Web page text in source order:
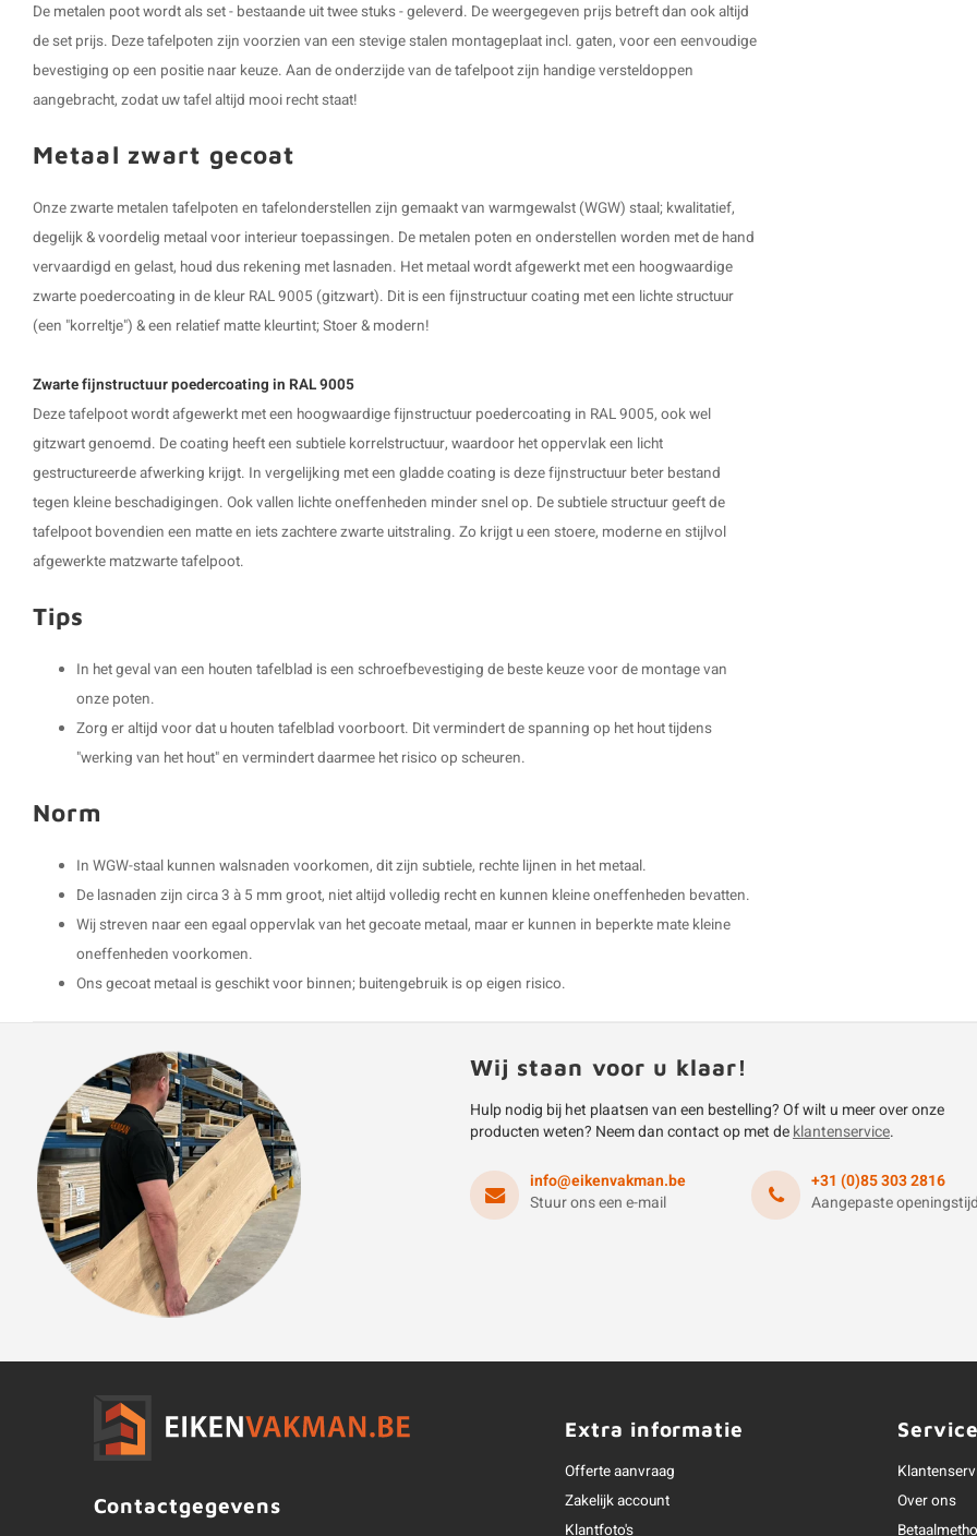
De metalen pootwordt als set - bestaande uit twee stuks - geleverd. De weergegeven prijs betreft dan ook altijd
de set prijs. Deze tafelpoten zijn voorzien van een stevige stalen montageplaat incl. gaten, voor een eenvoudige
bevestiging op een positie naar keuze. Aan de onderzijde van detafelpootzijn handige versteldoppen
aangebracht, zodat uw tafel altijd mooi recht staat!
Metaal zwart gecoat
Onze zwarte metalen tafelpoten en tafelonderstellen zijn gemaakt van warmgewalst (WGW) staal; kwalitatief,
degelijk & voordelig metaal voor interieur toepassingen. De metalen poten en onderstellen worden met de hand
vervaardigd en gelast, houd dus rekening met lasnaden. Het metaal wordt afgewerkt met een hoogwaardige
zwarte poedercoating in de kleur RAL 9005 (gitzwart). Dit is een fijnstructuur coating met een lichte structuur
(een "korreltje") & een relatief matte kleurtint; Stoer & modern!
Zwarte fijnstructuur poedercoating in RAL 9005
Deze tafelpoot wordt afgewerkt met een hoogwaardige fijnstructuur poedercoating in RAL 9005, ook wel
gitzwart genoemd. De coating heeft een subtiele korrelstructuur, waardoor het oppervlak een licht
gestructureerde afwerking krijgt. In vergelijking met een gladde coating is deze fijnstructuur beter bestand
tegen kleine beschadigingen. Ook vallen lichte oneffenheden minder snel op. De subtiele structuur geeft de
tafelpoot bovendien een matte en iets zachtere zwarte uitstraling. Zo krijgt u een stoere, moderne en stijlvol
afgewerkte matzwarte tafelpoot.
Tips
In het geval van een houten tafelblad is een schroefbevestiging de beste keuze voor de montage van
onze poten.
Zorg er altijd voor dat u houten tafelblad voorboort. Dit vermindert de spanning op het hout tijdens
"werking van het hout" en vermindert daarmee het risico op scheuren.
Norm
In WGW-staal kunnen walsnaden voorkomen, dit zijn subtiele, rechte lijnen in het metaal.
De lasnaden zijn circa 3 à 5 mm groot, niet altijd volledig recht en kunnen kleine oneffenheden bevatten.
Wij streven naar een egaal oppervlak van het gecoate metaal, maar er kunnen in beperkte mate kleine
oneffenheden voorkomen.
Ons gecoat metaal is geschikt voor binnen; buitengebruik is op eigen risico.
Wij staan voor u klaar!
Hulp nodig bij het plaatsen van een bestelling? Of wilt u meer over onze
producten weten? Neem dan contact op met deklantenservice.
info@eikenvakman.be
Stuur ons een e-mail
+31 (0)85 303 2816
Aangepaste
Contactgegevens
Extra informatie
Offerte aanvraag
Zakelijk account
Klantfoto's
Service
Over ons